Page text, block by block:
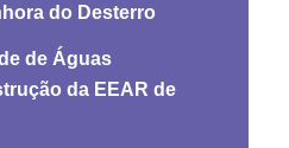
do Desterro
de Águas
da EEAR de